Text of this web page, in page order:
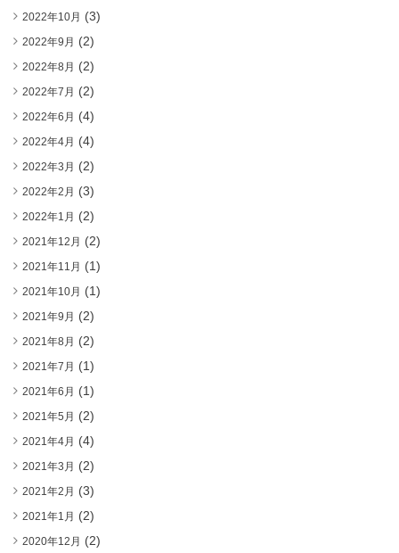
2022年10月 (3)
2022年9月 (2)
2022年8月 (2)
2022年7月 (2)
2022年6月 (4)
2022年4月 (4)
2022年3月 (2)
2022年2月 (3)
2022年1月 (2)
2021年12月 (2)
2021年11月 (1)
2021年10月 (1)
2021年9月 (2)
2021年8月 (2)
2021年7月 (1)
2021年6月 (1)
2021年5月 (2)
2021年4月 (4)
2021年3月 (2)
2021年2月 (3)
2021年1月 (2)
2020年12月 (2)